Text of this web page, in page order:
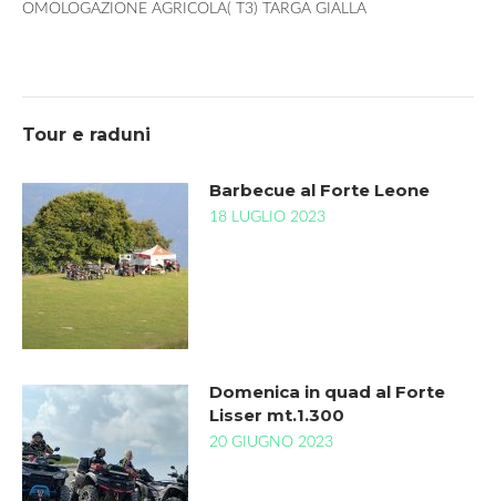
OMOLOGAZIONE AGRICOLA( T3) TARGA GIALLA
Tour e raduni
Barbecue al Forte Leone
18 LUGLIO 2023
Domenica in quad al Forte
Lisser mt.1.300
20 GIUGNO 2023